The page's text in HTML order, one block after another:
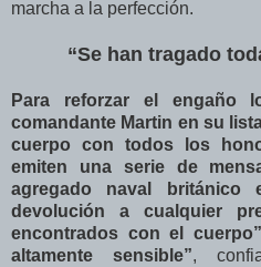
marcha a la perfección.
“Se han tragado
Para reforzar el engaño
comandante Martin en su
cuerpo con todos los
emiten una serie de
agregado naval británico
devolución a cualquier
encontrados con el
altamente sensible”,